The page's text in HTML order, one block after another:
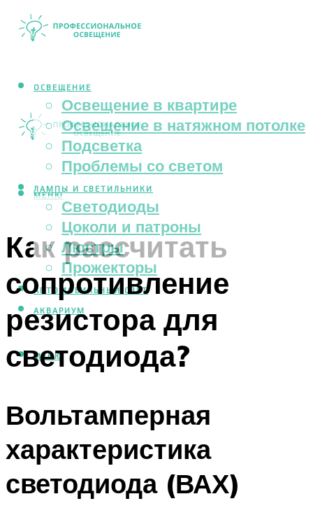
ОСВЕЩЕНИЕ
Освещение в квартире
Освещение в натяжном потолке
Подсветка
Проблемы со светом
ЛАМПЫ И СВЕТИЛЬНИКИ
Светодиоды
Цоколи и патроны
Люстры
Прожекторы
АВТОМОБИЛЬНЫЙ СВЕТ
АКВАРИУМ
МЕНЮ
МЕНЮ
Как рассчитать
сопротивление
резистора для
светодиода?
Вольтамперная
характеристика
светодиода (ВАХ)